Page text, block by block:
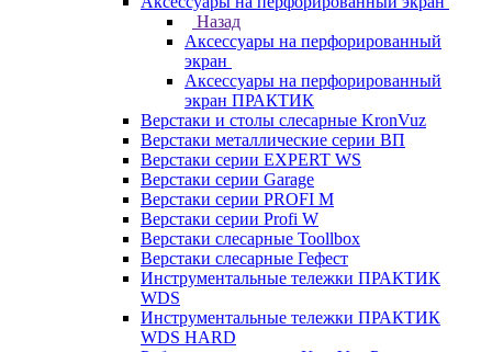
Назад
Аксессуары на перфорированный
экран
Аксессуары на перфорированный
экран ПРАКТИК
Верстаки и столы слесарные KronVuz
Верстаки металлические серии ВП
Верстаки серии EXPERT WS
Верстаки серии Garage
Верстаки серии PROFI M
Верстаки серии Profi W
Верстаки слесарные Toollbox
Верстаки слесарные Гефест
Инструментальные тележки ПРАКТИК
WDS
Инструментальные тележки ПРАКТИК
WDS HARD